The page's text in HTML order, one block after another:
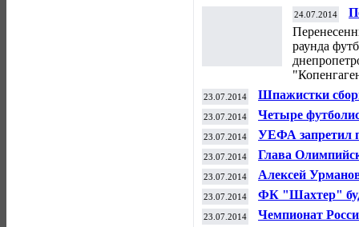
24.07.2014
раунда
23.07.2014
Шпажистки
мира по
23.07.2014
Четыре
символическую
23.07.2014
УЕФА запретил
"Днепр" -
23.07.2014
Глава
возглавит
23.07.2014
Алексей
покинула его
23.07.2014
ФК "Шахтер"
футбольного
23.07.2014 Чемпионат